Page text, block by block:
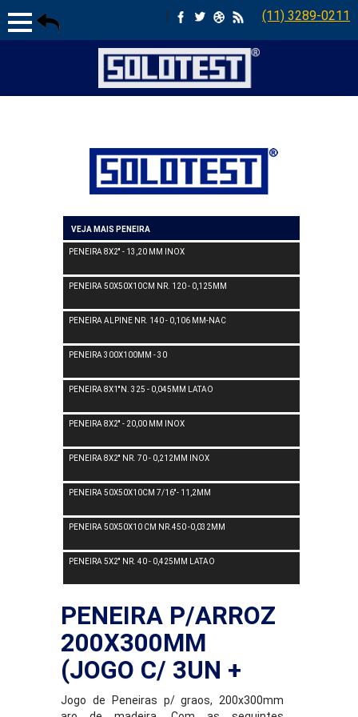
| (11) 3289-0211
VEJA MAIS PENEIRA
PENEIRA 8X2'' - 13,20 MM INOX
PENEIRA 50X50X10CM NR. 120 - 0,125MM
PENEIRA ALPINE NR. 140 - 0,106 MM-NAC
PENEIRA 300X100MM - 30
PENEIRA 8X1''N. 325 - 0,045MM LATAO
PENEIRA 8X2'' - 20,00 MM INOX
PENEIRA 8X2'' NR. 70 - 0,212MM INOX
PENEIRA 50X50X10CM 7/16''- 11,2MM
PENEIRA 50X50X10 CM NR.450 -0,032MM
PENEIRA 5X2'' NR. 40 - 0,425MM LATAO
PENEIRA P/ARROZ
200X300MM
(JOGO C/ 3UN +
Jogo de Peneiras p/ graos, 200x300mm